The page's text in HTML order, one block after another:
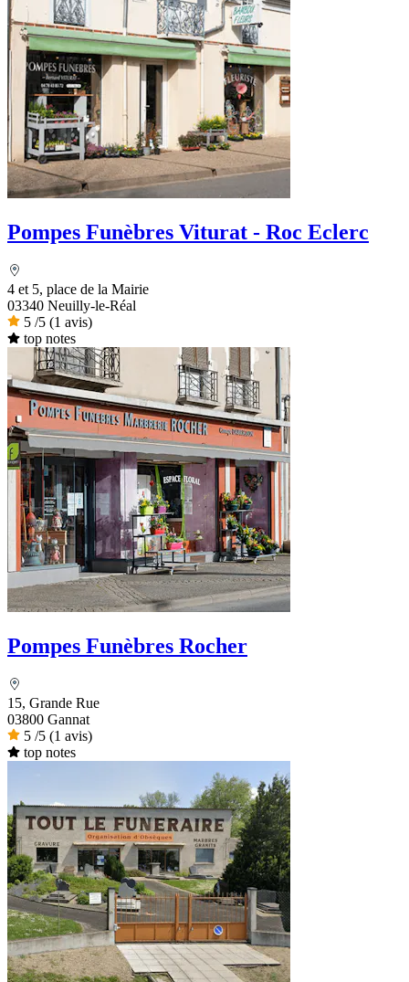
Pompes Funèbres Viturat - Roc Eclerc
4 et 5, place de la Mairie
03340 Neuilly-le-Réal
5 /5 (1 avis)
top notes
Pompes Funèbres Rocher
15, Grande Rue
03800 Gannat
5 /5 (1 avis)
top notes